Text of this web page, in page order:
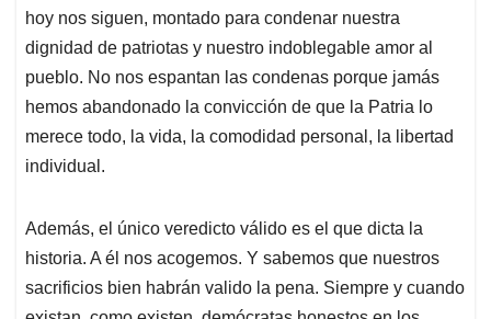
hoy nos siguen, montado para condenar nuestra
dignidad de patriotas y nuestro indoblegable amor al
pueblo. No nos espantan las condenas porque jamás
hemos abandonado la convicción de que la Patria lo
merece todo, la vida, la comodidad personal, la libertad
individual.
Además, el único veredicto válido es el que dicta la
historia. A él nos acogemos. Y sabemos que nuestros
sacrificios bien habrán valido la pena. Siempre y cuando